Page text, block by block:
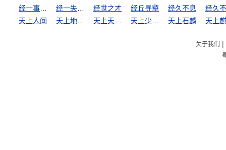
经世之才 经丘寻壑 经久不息
经久
天上人间
天上石麟 天上
关于我们 |